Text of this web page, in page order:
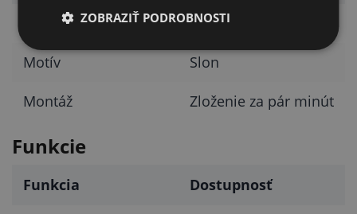
Materiál Vlnitá lepenka
Motív Slon
Montáž Zloženie za pár minút
Funkcie
Funkcia Dostupnosť
ZOBRAZIŤ PODROBNOSTI